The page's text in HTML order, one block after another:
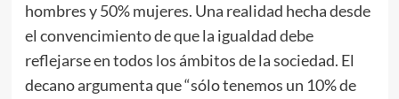
hombres y 50% mujeres. Una realidad hecha desde
el convencimiento de que la igualdad debe
reflejarse en todos los ámbitos de la sociedad. El
decano argumenta que “sólo tenemos un 10% de